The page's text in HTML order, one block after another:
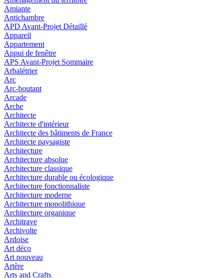
Amiante
Antichambre
APD Avant-Projet Détaillé
Appareil
Appartement
Appui de fenêtre
APS Avant-Projet Sommaire
Arbalétrier
Arc
Arc-boutant
Arcade
Arche
Architecte
Architecte d'intérieur
Architecte des bâtiments de France
Architecte paysagiste
Architecture
Architecture absolue
Architecture classique
Architecture durable ou écologique
Architecture fonctionnaliste
Architecture moderne
Architecture monolithique
Architecture organique
Architrave
Archivolte
Ardoise
Art déco
Art nouveau
Artère
Arts and Crafts